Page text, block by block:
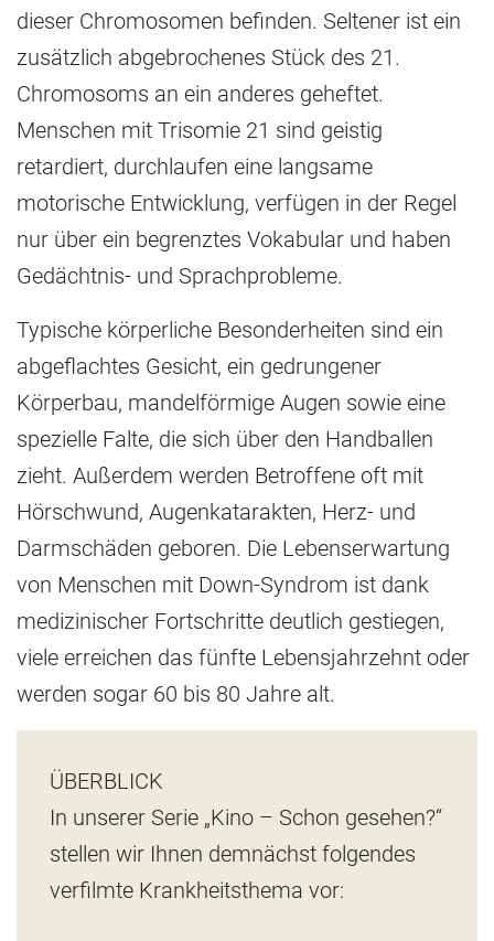
dieser Chromosomen befinden. Seltener ist ein
zusätzlich abgebrochenes Stück des 21.
Chromosoms an ein anderes geheftet.
Menschen mit Trisomie 21 sind geistig
retardiert, durchlaufen eine langsame
motorische Entwicklung, verfügen in der Regel
nur über ein begrenztes Vokabular und haben
Gedächtnis- und Sprachprobleme.
Typische körperliche Besonderheiten sind ein
abgeflachtes Gesicht, ein gedrungener
Körperbau, mandelförmige Augen sowie eine
spezielle Falte, die sich über den Handballen
zieht. Außerdem werden Betroffene oft mit
Hörschwund, Augenkatarakten, Herz- und
Darmschäden geboren. Die Lebenserwartung
von Menschen mit Down-Syndrom ist dank
medizinischer Fortschritte deutlich gestiegen,
viele erreichen das fünfte Lebensjahrzehnt oder
werden sogar 60 bis 80 Jahre alt.
ÜBERBLICK
In unserer Serie „Kino – Schon gesehen?“
stellen wir Ihnen demnächst folgendes
verfilmte Krankheitsthema vor: